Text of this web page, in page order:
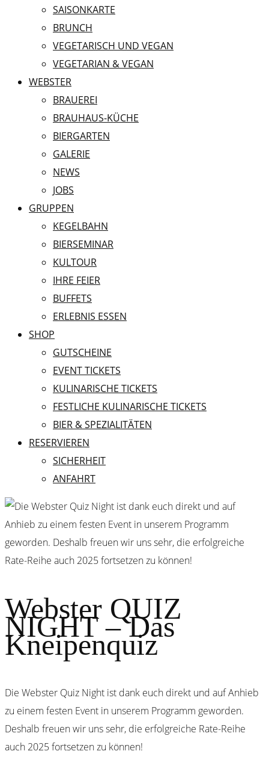
SAISONKARTE
BRUNCH
VEGETARISCH UND VEGAN
VEGETARIAN & VEGAN
WEBSTER
BRAUEREI
BRAUHAUS-KÜCHE
BIERGARTEN
GALERIE
NEWS
JOBS
GRUPPEN
KEGELBAHN
BIERSEMINAR
KULTOUR
IHRE FEIER
BUFFETS
ERLEBNIS ESSEN
SHOP
GUTSCHEINE
EVENT TICKETS
KULINARISCHE TICKETS
FESTLICHE KULINARISCHE TICKETS
BIER & SPEZIALITÄTEN
RESERVIEREN
SICHERHEIT
ANFAHRT
Webster QUIZ
NIGHT – Das
Kneipenquiz
Die Webster Quiz Night ist dank euch direkt und auf Anhieb
zu einem festen Event in unserem Programm geworden.
Deshalb freuen wir uns sehr, die erfolgreiche Rate-Reihe
auch 2025 fortsetzen zu können!